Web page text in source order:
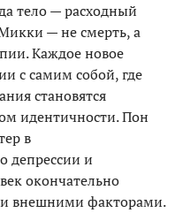
тело — расходный
— не смерть, а
Каждое новое
с самим собой, где
становятся
идентичности. Пон
в
депрессии и
окончательно
внешними факторами.